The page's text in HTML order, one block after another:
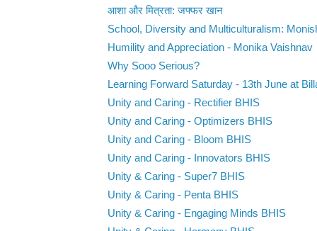
आशा और मित्रता: जफ्फर खान
School, Diversity and Multiculturalism:
Humility and Appreciation - Monika Vaishnav
Why Sooo Serious?
Learning Forward Saturday - 13th June at
Unity and Caring - Rectifier BHIS
Unity and Caring - Optimizers BHIS
Unity and Caring - Bloom BHIS
Unity and Caring - Innovators BHIS
Unity & Caring - Super7 BHIS
Unity & Caring - Penta BHIS
Unity & Caring - Engaging Minds BHIS